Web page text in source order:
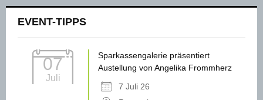
EVENT-TIPPS
07
Juli
Sparkassengalerie präsentiert
Austellung von Angelika Frommherz
7 Juli 26